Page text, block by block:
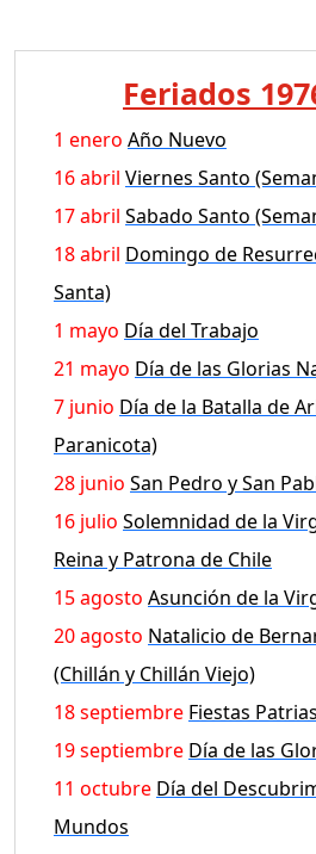
Feriados
1 enero Año Nuevo
16 abril Viernes Santo
17 abril Sabado Santo
18 abril Domingo de
Santa)
1 mayo Día del Trabajo
21 mayo Día de las Glorias
7 junio Día de la Batalla de
Paranicota)
28 junio San Pedro y San
16 julio Solemnidad de la
Reina y Patrona de Chile
15 agosto Asunción de la
20 agosto Natalicio de
(Chillán y Chillán Viejo)
18 septiembre Fiestas Patrias
19 septiembre Día de las
11 octubre Día del
Mundos